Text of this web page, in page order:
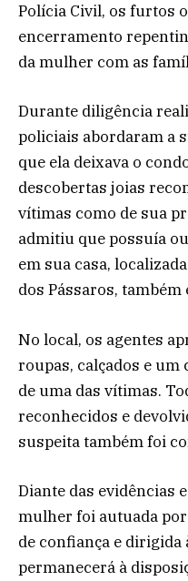
Polícia Civil, os furtos
encerramento
da mulher com as
Durante diligência
policiais abordaram a
que ela deixava o
descobertas joias
vítimas como de sua
admitiu que possuía
em sua casa,
dos Pássaros, também
No local, os agentes
roupas, calçados e
de uma das vítimas.
reconhecidos e
suspeita também foi
Diante das evidências
mulher foi autuada
de confiança e dirigida
permanecerá à